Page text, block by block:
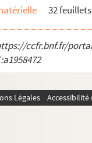
32 feuillets
ccfr.bnf.fr/
Légales